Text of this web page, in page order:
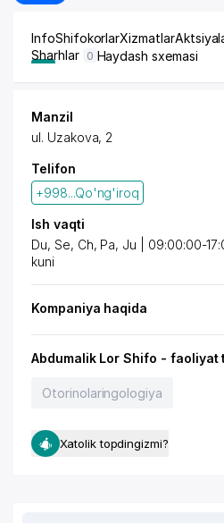
InfoShifokorlarXizmatlar
Sharhlar 0 Haydash sxemasi
Manzil
ul. Uzakova, 2
Telifon
+998...Qo'ng'iroq
Ish vaqti
Du, Se, Ch, Pa, Ju | 09:00:00-
kuni
Kompaniya haqida
Abdumalik Lor Shifo - faoliyat
Otorinolaringologiya
Xatolik topdingizmi?